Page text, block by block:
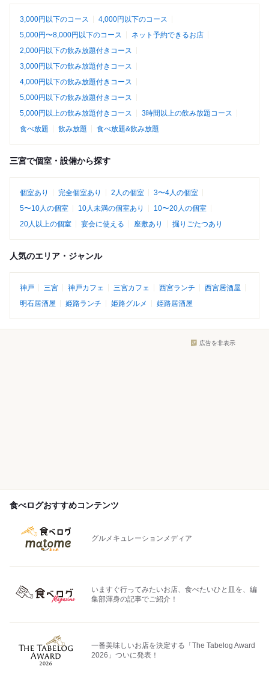
3,000円以下のコース
4,000円以下のコース
5,000円〜8,000円以下のコース
ネット予約できるお店
2,000円以下の飲み放題付きコース
3,000円以下の飲み放題付きコース
4,000円以下の飲み放題付きコース
5,000円以下の飲み放題付きコース
5,000円以上の飲み放題付きコース
3時間以上の飲み放題コース
食べ放題
飲み放題 食べ放題&飲み放題
三宮で個室・設備から探す
個室あり 完全個室あり 2人の個室
3〜4人の個室
5〜10人の個室
10人未満の個室あり
10〜20人の個室
20人以上の個室
宴会に使える 座敷あり 掘りごたつあり
人気のエリア・ジャンル
神戸 三宮 神戸カフェ 三宮カフェ 西宮ランチ
西宮居酒屋
明石居酒屋
姫路ランチ 姫路グルメ 姫路居酒屋
広告を非表示
食べログおすすめコンテンツ
グルメキュレーションメディア
いますぐ行ってみたいお店、食べたいひと皿を、編
集部渾身の記事でご紹介！
一番美味しいお店を決定する「The Tabelog Award
2026」ついに発表！